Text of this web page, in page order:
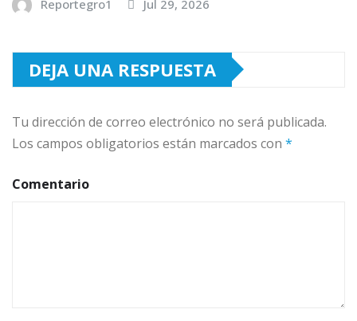
Reportegro1 Jul 29, 2026
DEJA UNA RESPUESTA
Tu dirección de correo electrónico no será publicada.
Los campos obligatorios están marcados con *
Comentario